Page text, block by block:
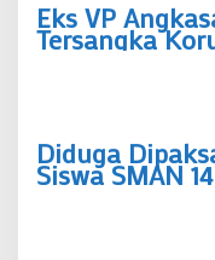
Eks VP
Tersangka
Rp5,49 Miliar
Diduga
Siswa SMAN
Bongkar